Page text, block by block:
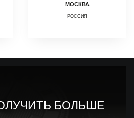
МОСКВА
РОССИЯ
БОЛЬШЕ